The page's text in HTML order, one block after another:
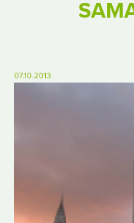
07.10.2013